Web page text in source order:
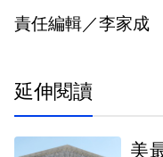
責任編輯／李家成
延伸閱讀
美